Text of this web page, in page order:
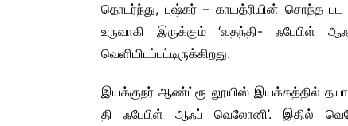
CHINNA THIRAI NEWS
ஆன்மீகம் & ராசிபலன்
தொடர்ந்து, புஷ்கர் – காயத்ரியின் சொந்த பட
உருவாகி இருக்கும் ‘வதந்தி-
வெளியிடப்பட்டிருக்கிறது.
இயக்குநர் ஆண்ட்ரூ லூயிஸ் இயக்கத்தில்
தி ஃபேபிள் ஆஃப் வெலோனி’. இதில்